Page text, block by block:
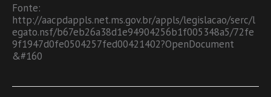
Fonte:
http://aacpdappls.net.ms.gov.br/appls/legislacao/serc/l
egato.nsf/b67eb26a38d1e94904256b1f005348a5/72fe
9f1947d0fe0504257fed00421402?OpenDocument
&#160